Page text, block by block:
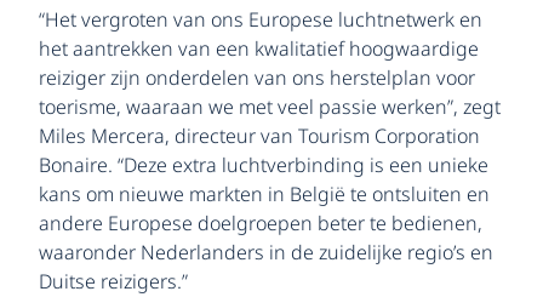
“Het vergroten van ons Europese luchtnetwerk en
het aantrekken van een kwalitatief hoogwaardige
reiziger zijn onderdelen van ons herstelplan voor
toerisme, waaraan we met veel passie werken”, zegt
Miles Mercera, directeur van Tourism Corporation
Bonaire. “Deze extra luchtverbinding is een unieke
kans om nieuwe markten in België te ontsluiten en
andere Europese doelgroepen beter te bedienen,
waaronder Nederlanders in de zuidelijke regio’s en
Duitse reizigers.”